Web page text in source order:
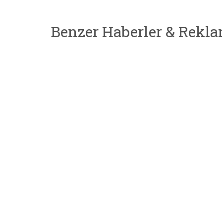
Benzer Haberler &